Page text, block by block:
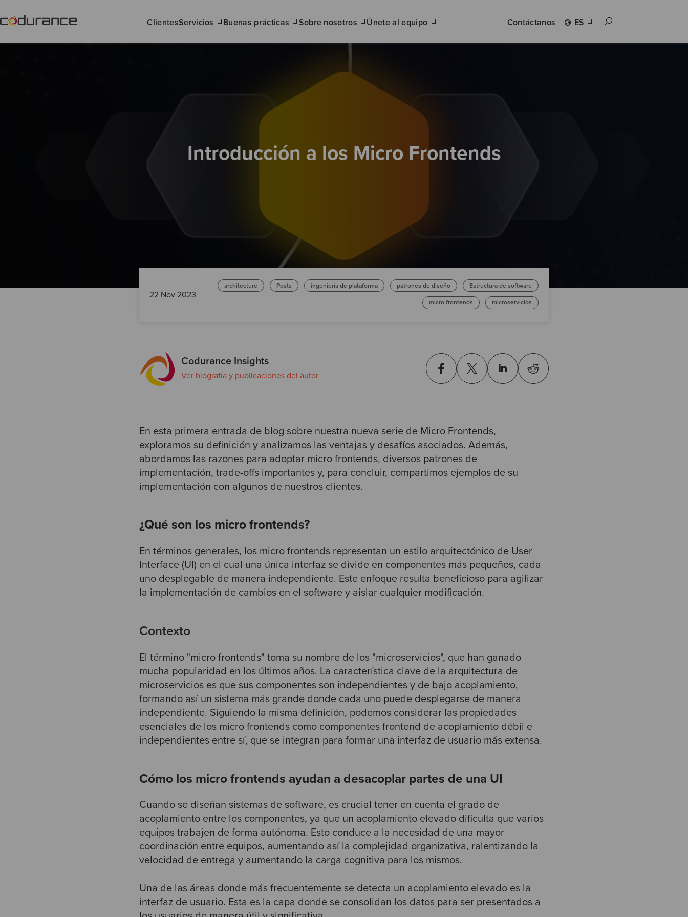
ClientesServicios Buenas prácticas Sobre nosotros Únete al equipo Contáctanos ES
Introducción a los Micro Frontends
22 Nov 2023
architecture Posts ingeniería de plataforma patrones de diseño Estructura de software
micro frontends microservicios
Codurance Insights
Ver biografía y publicaciones del autor
En esta primera entrada de blog sobre nuestra nueva serie de Micro Frontends,
exploramos su definición y analizamos las ventajas y desafíos asociados. Además,
abordamos las razones para adoptar micro frontends, diversos patrones de
implementación, trade-offs importantes y, para concluir, compartimos ejemplos de su
implementación con algunos de nuestros clientes.
¿Qué son los micro frontends?
En términos generales, los micro frontends representan un estilo arquitectónico de User
Interface (UI) en el cual una única interfaz se divide en componentes más pequeños, cada
uno desplegable de manera independiente. Este enfoque resulta beneficioso para agilizar
la implementación de cambios en el software y aislar cualquier modificación.
Contexto
El término "micro frontends" toma su nombre de los "microservicios", que han ganado
mucha popularidad en los últimos años. La característica clave de la arquitectura de
microservicios es que sus componentes son independientes y de bajo acoplamiento,
formando así un sistema más grande donde cada uno puede desplegarse de manera
independiente. Siguiendo la misma definición, podemos considerar las propiedades
esenciales de los micro frontends como componentes frontend de acoplamiento débil e
independientes entre sí, que se integran para formar una interfaz de usuario más extensa.
Cómo los micro frontends ayudan a desacoplar partes de una UI
Cuando se diseñan sistemas de software, es crucial tener en cuenta el grado de
acoplamiento entre los componentes, ya que un acoplamiento elevado dificulta que varios
equipos trabajen de forma autónoma. Esto conduce a la necesidad de una mayor
coordinación entre equipos, aumentando así la complejidad organizativa, ralentizando la
velocidad de entrega y aumentando la carga cognitiva para los mismos.
Una de las áreas donde más frecuentemente se detecta un acoplamiento elevado es la
interfaz de usuario. Esta es la capa donde se consolidan los datos para ser presentados a